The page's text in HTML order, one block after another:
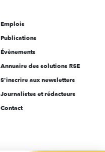
Emplois
Publications
Évènements
Annuaire des solutions RSE
S'inscrire aux newsletters
Journalistes et rédacteurs
Contact